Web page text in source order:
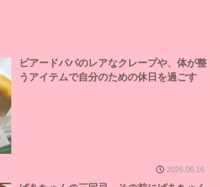
ビアードパパのレアなクレープや、体が整
うアイテムで自分のための休日を過ごす
2026.06.16